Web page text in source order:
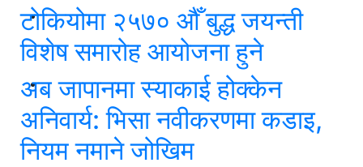
टोकियोमा २५७० औँ बुद्ध जयन्ती
विशेष समारोह आयोजना हुने
अब जापानमा स्याकाई होक्केन
अनिवार्य: भिसा नवीकरणमा कडाइ,
नियम नमाने जोखिम